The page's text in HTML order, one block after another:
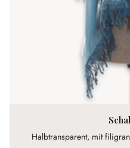
Halbtransparent, mit